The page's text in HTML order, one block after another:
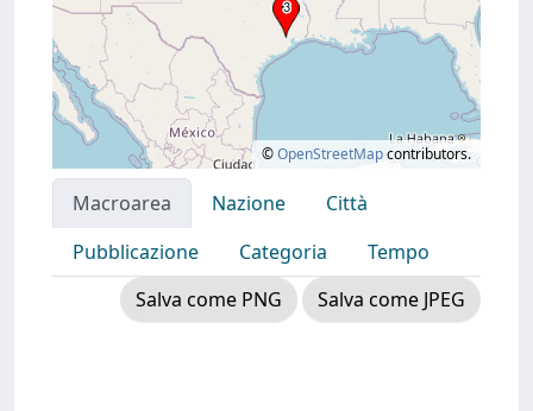
©OpenStreetMapcontributors.
Macroarea Nazione
Città
Pubblicazione
Categoria
Tempo
Salva come PNG
Salva come JPEG